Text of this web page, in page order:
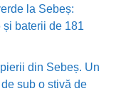
la Sebeș:
baterii de 181
din Sebeș. Un
sub o stivă de